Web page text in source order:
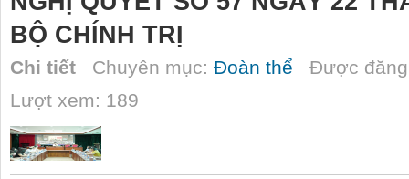
BỘ CHÍNH TRỊ
Chi tiết Chuyên mục: Đoàn thể Được
Lượt xem: 189